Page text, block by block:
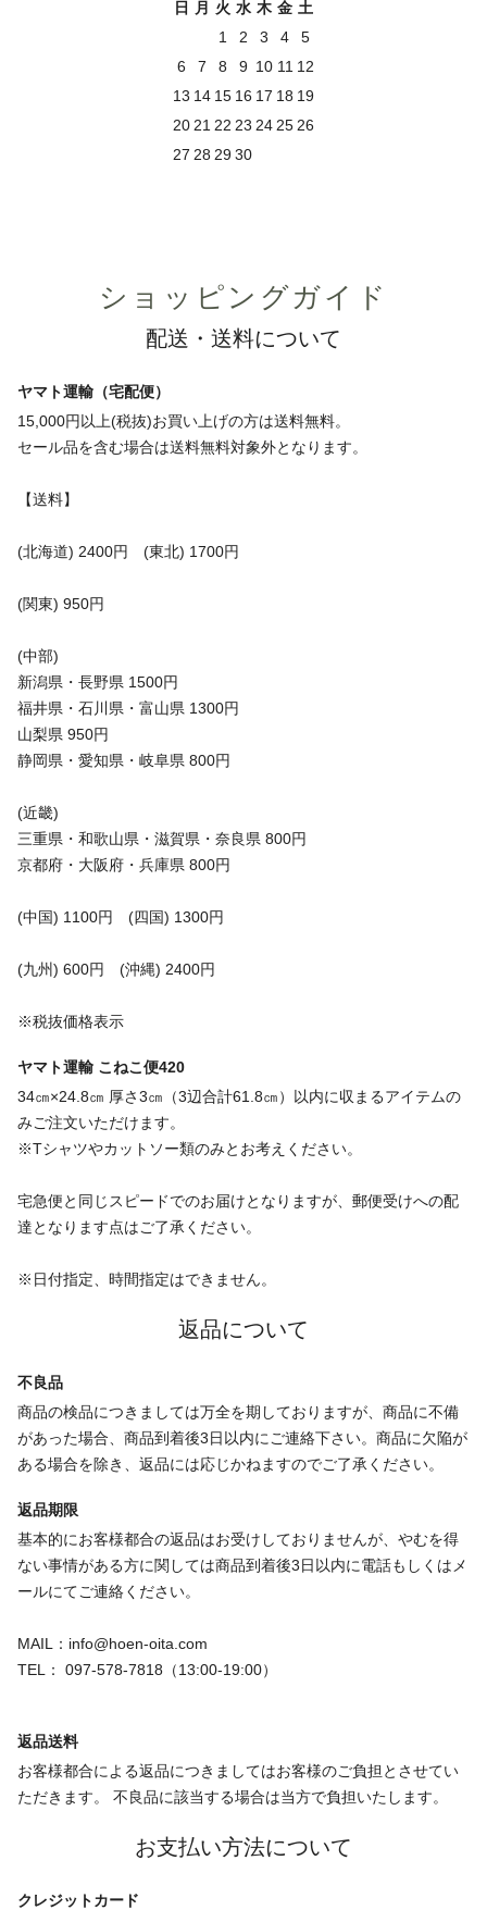
日 月 火 水 木 金 土
1
2 3 4
5
6
7 8 9 10 11 12
13 14 15 16 17 18 19
20 21 22 23 24 25 26
27 28 2930
ショッピングガイド
配送・送料について
ヤマト運輸（宅配便）
15,000円以上(税抜)お買い上げの方は送料無料。
セール品を含む場合は送料無料対象外となります。
【送料】
(北海道) 2400円 (東北) 1700円
(関東) 950円
(中部)
新潟県・長野県 1500円
福井県・石川県・富山県 1300円
山梨県 950円
静岡県・愛知県・岐阜県 800円
(近畿)
三重県・和歌山県・滋賀県・奈良県 800円
京都府・大阪府・兵庫県 800円
(中国) 1100円 (四国) 1300円
(九州) 600円 (沖縄) 2400円
※税抜価格表示
ヤマト運輸 こねこ便420
34㎝×24.8㎝ 厚さ3㎝（3辺合計61.8㎝）以内に収まるアイテムの
みご注文いただけます。
※Tシャツやカットソー類のみとお考えください。
宅急便と同じスピードでのお届けとなりますが、郵便受けへの配
達となります点はご了承ください。
※日付指定、時間指定はできません。
返品について
不良品
商品の検品につきましては万全を期しておりますが、商品に不備
があった場合、商品到着後3日以内にご連絡下さい。商品に欠陥が
ある場合を除き、返品には応じかねますのでご了承ください。
返品期限
基本的にお客様都合の返品はお受けしておりませんが、やむを得
ない事情がある方に関しては商品到着後3日以内に電話もしくはメ
ールにてご連絡ください。
MAIL：info@hoen-oita.com
TEL： 097-578-7818（13:00-19:00）
返品送料
お客様都合による返品につきましてはお客様のご負担とさせてい
ただきます。 不良品に該当する場合は当方で負担いたします。
お支払い方法について
クレジットカード